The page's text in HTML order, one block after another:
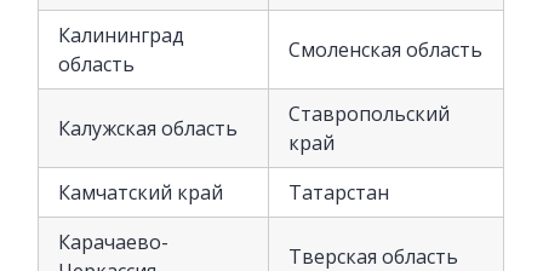
Калининград
область
Смоленская область
Калужская область
Ставропольский
край
Камчатский край
Татарстан
Карачаево-
Тверская область